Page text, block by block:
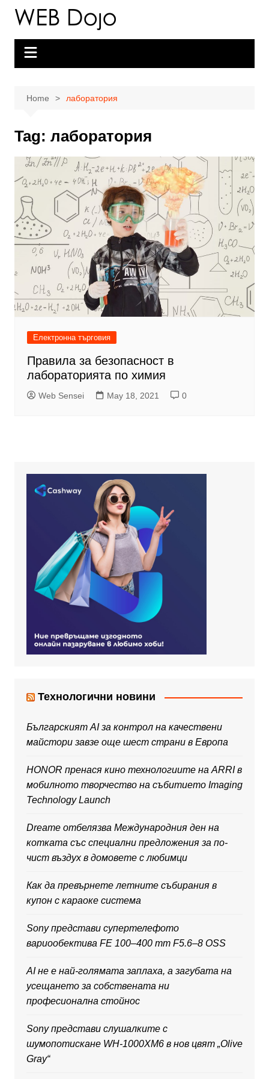
Skip
content
Home лаборатория
Tag: лаборатория
Електронна търговия
Правила за безопасност в
лабораторията по химия
Web Sensei May 18, 2021 0
Технологични новини
Българският AI за контрол на качествени
майстори завзе още шест страни в Европа
HONOR пренася кино технологиите на ARRI в
мобилното творчество на събитието Imaging
Technology Launch
Dreame отбелязва Международния ден на
котката със специални предложения за по-
чист въздух в домовете с любимци
Как да превърнете летните събирания в
купон с караоке система
Sony представи супертелефото
вариообектива FE 100–400 mm F5.6–8 OSS
AI не е най-голямата заплаха, а загубата на
усещането за собствената ни
професионална стойнос
Sony представи слушалките с
шумопотискане WH-1000XM6 в нов цвят „Olive
Gray“